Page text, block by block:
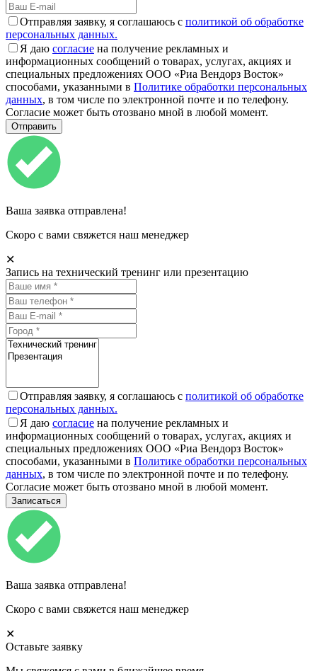
Отправляя заявку, я соглашаюсь с политикой об обработке
персональных данных.
Я даю согласие на получение рекламных и
информационных сообщений о товарах, услугах, акциях и
специальных предложениях ООО «Риа Вендорз Восток»
способами, указанными в Политике обработки персональных
данных, в том числе по электронной почте и по телефону.
Согласие может быть отозвано мной в любой момент.
Ваша заявка отправлена!
Скоро с вами свяжется наш менеджер
✕
Запись на технический тренинг или презентацию
Отправляя заявку, я соглашаюсь с политикой об обработке
персональных данных.
Я даю согласие на получение рекламных и
информационных сообщений о товарах, услугах, акциях и
специальных предложениях ООО «Риа Вендорз Восток»
способами, указанными в Политике обработки персональных
данных, в том числе по электронной почте и по телефону.
Согласие может быть отозвано мной в любой момент.
Ваша заявка отправлена!
Скоро с вами свяжется наш менеджер
✕
Оставьте заявку